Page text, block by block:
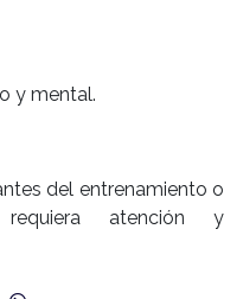
y mental.
del entrenamiento o
atención y